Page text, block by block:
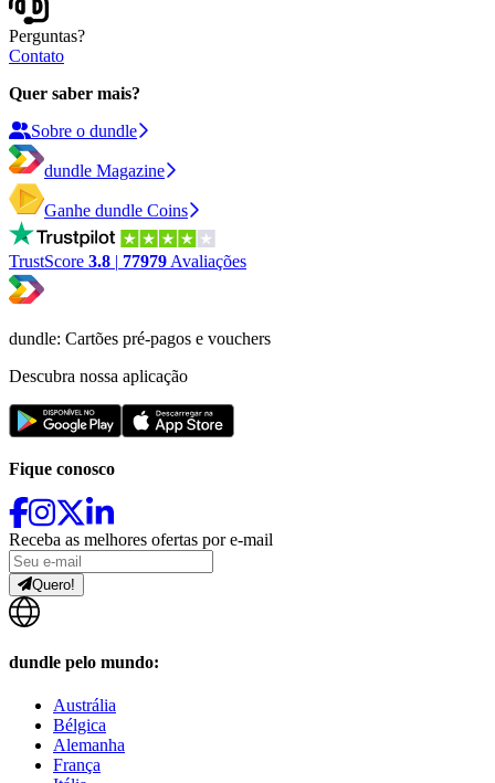
Perguntas?
Contato
Quer saber mais?
Sobre o dundle
dundle Magazine
Ganhe dundle Coins
TrustScore 3.8 | 77979 Avaliações
dundle: Cartões pré-pagos e vouchers
Descubra nossa aplicação
Fique conosco
Receba as melhores ofertas por e-mail
Quero!
dundle pelo mundo:
Austrália
Bélgica
Alemanha
França